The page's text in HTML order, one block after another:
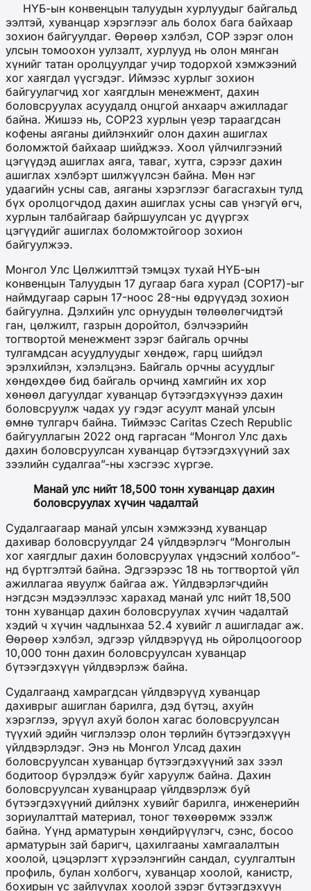
НҮБ-ын конвенцын талуудын хурлуудыг байгальд
ээлтэй, хуванцар хэрэглээг аль болох бага байхаар
зохион байгуулдаг. Өөрөөр хэлбэл, COP зэрэг олон
улсын томоохон уулзалт, хурлууд нь олон мянган
хүнийг татан оролцуулдаг учир тодорхой хэмжээний
хог хаягдал үүсгэдэг. Иймээс хурлыг зохион
байгуулагчид хог хаягдлын менежмент, дахин
боловсруулах асуудалд онцгой анхаарч ажилладаг
байна. Жишээ нь, COP23 хурлын үеэр тараагдсан
кофены аяганы дийлэнхийг олон дахин ашиглах
боломжтой байхаар шийджээ. Хоол үйлчилгээний
цэгүүдэд ашиглах аяга, таваг, хутга, сэрээг дахин
ашиглах хэлбэрт шилжүүлсэн байна. Мөн нэг
удаагийн усны сав, аяганы хэрэглээг багасгахын тулд
бүх оролцогчдод дахин ашиглах усны сав үнэгүй өгч,
хурлын талбайгаар байршуулсан ус дүүргэх
цэгүүдийг ашиглах боломжтойгоор зохион
байгуулжээ.
Монгол Улс Цөлжилттэй тэмцэх тухай НҮБ-ын
конвенцын Талуудын 17 дугаар бага хурал (COP17)-ыг
наймдугаар сарын 17-ноос 28-ны өдрүүдэд зохион
байгуулна. Дэлхийн улс орнуудын төлөөлөгчидтэй
ган, цөлжилт, газрын доройтол, бэлчээрийн
тогтвортой менежмент зэрэг байгаль орчны
тулгамдсан асуудлуудыг хөндөж, гарц шийдэл
эрэлхийлэн, хэлэлцэнэ. Байгаль орчны асуудлыг
хөндөхдөө бид байгаль орчинд хамгийн их хор
хөнөөл дагуулдаг хуванцар бүтээгдэхүүнээ дахин
боловсруулж чадах уу гэдэг асуулт манай улсын
өмнө тулгарч байна. Тиймээс Caritas Czech Republic
байгууллагын 2022 онд гаргасан “Монгол Улс дахь
дахин боловсруулсан хуванцар бүтээгдэхүүний зах
зээлийн судалгаа”-ны хэсгээс хүргэе.
Манай улс нийт 18,500 тонн хуванцар дахин
боловсруулах хүчин чадалтай
Судалгаагаар манай улсын хэмжээнд хуванцар
дахивар боловсруулдаг 24 үйлдвэрлэгч “Монголын
хог хаягдлыг дахин боловсруулах үндэсний холбоо”-
нд бүртгэлтэй байна. Эдгээрээс 18 нь тогтвортой үйл
ажиллагаа явуулж байгаа аж. Үйлдвэрлэгчдийн
нэгдсэн мэдээллээс харахад манай улс нийт 18,500
тонн хуванцар дахин боловсруулах хүчин чадалтай
хэдий ч хүчин чадлынхаа 52.4 хувийг л ашигладаг аж.
Өөрөөр хэлбэл, эдгээр үйлдвэрүүд нь ойролцоогоор
10,000 тонн дахин боловсруулсан хуванцар
бүтээгдэхүүн үйлдвэрлэж байна.
Судалгаанд хамрагдсан үйлдвэрүүд хуванцар
дахиврыг ашиглан барилга, дэд бүтэц, ахуйн
хэрэглээ, эрүүл ахуй болон хагас боловсруулсан
түүхий эдийн чиглэлээр олон төрлийн бүтээгдэхүүн
үйлдвэрлэдэг. Энэ нь Монгол Улсад дахин
боловсруулсан хуванцар бүтээгдэхүүний зах зээл
бодитоор бүрэлдэж буйг харуулж байна. Дахин
боловсруулсан хуванцраар үйлдвэрлэж буй
бүтээгдэхүүний дийлэнх хувийг барилга, инженерийн
зориулалттай материал, тоног төхөөрөмж эзэлж
байна. Үүнд арматурын хөндийрүүлэгч, сэнс, босоо
арматурын зай баригч, цахилгааны хамгаалалтын
хоолой, цэцэрлэгт хүрээлэнгийн сандал, суулгалтын
профиль, булан холбогч, хуванцар хоолой, канистр,
бохирын ус зайлуулах хоолой зэрэг бүтээгдэхүүн